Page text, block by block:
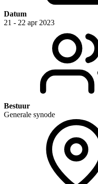
Datum
21 - 22 apr 2023
Bestuur
Generale synode